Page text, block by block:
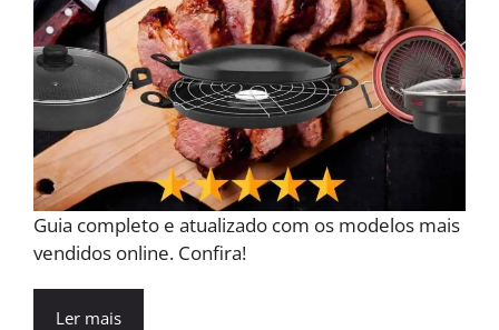
Guia completo e atualizado com os modelos mais
vendidos online. Confira!
Ler mais